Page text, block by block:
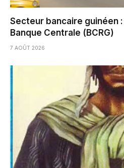
Secteur bancaire guinéen
Banque Centrale (BCRG)
7 AOÛT 2026